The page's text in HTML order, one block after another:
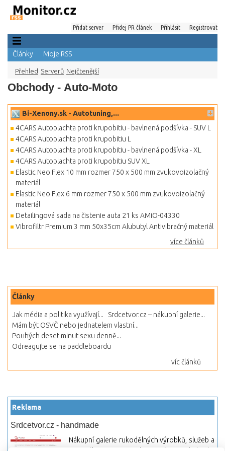
Přidat server Přidej PR článek Přihlásit Registrovat
Články Moje RSS
Přehled Serverů Nejčtenější
Obchody - Auto-Moto
Bi-Xenony.sk - Autotuning,...
4CARS Autoplachta proti krupobitiu - bavlnená podšívka - SUV L
4CARS Autoplachta proti krupobitiu L
4CARS Autoplachta proti krupobitiu - bavlnená podšívka - XL
4CARS Autoplachta proti krupobitiu SUV XL
Elastic Neo Flex 10 mm rozmer 750 x 500 mm zvukovoizolačný
materiál
Elastic Neo Flex 6 mm rozmer 750 x 500 mm zvukovoizolačný
materiál
Detailingová sada na čistenie auta 21 ks AMiO-04330
Vibrofiltr Premium 3 mm 50x35cm Alubutyl Antivibračný materiál
více článků
Články
Jak média a politika využívají...
Srdcetvor.cz – nákupní galerie...
Mám být OSVČ nebo jednatelem vlastní...
Pouhých deset minut sexu denně...
Odreagujte se na paddleboardu
víc článků
Reklama
Srdcetvor.cz - handmade
Nákupní galerie rukodělných výrobků, služeb a